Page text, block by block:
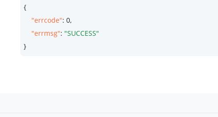
{
"errcode": 0,
"errmsg": "SUCCESS"
}